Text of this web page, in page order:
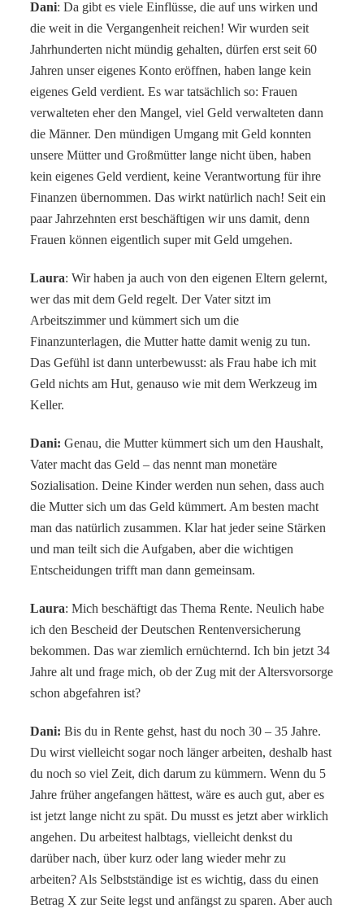
Dani: Da gibt es viele Einflüsse, die auf uns wirken und
die weit in die Vergangenheit reichen! Wir wurden seit
Jahrhunderten nicht mündig gehalten, dürfen erst seit 60
Jahren unser eigenes Konto eröffnen, haben lange kein
eigenes Geld verdient. Es war tatsächlich so: Frauen
verwalteten eher den Mangel, viel Geld verwalteten dann
die Männer. Den mündigen Umgang mit Geld konnten
unsere Mütter und Großmütter lange nicht üben, haben
kein eigenes Geld verdient, keine Verantwortung für ihre
Finanzen übernommen. Das wirkt natürlich nach! Seit ein
paar Jahrzehnten erst beschäftigen wir uns damit, denn
Frauen können eigentlich super mit Geld umgehen.
Laura: Wir haben ja auch von den eigenen Eltern gelernt,
wer das mit dem Geld regelt. Der Vater sitzt im
Arbeitszimmer und kümmert sich um die
Finanzunterlagen, die Mutter hatte damit wenig zu tun.
Das Gefühl ist dann unterbewusst: als Frau habe ich mit
Geld nichts am Hut, genauso wie mit dem Werkzeug im
Keller.
Dani: Genau, die Mutter kümmert sich um den Haushalt,
Vater macht das Geld – das nennt man monetäre
Sozialisation. Deine Kinder werden nun sehen, dass auch
die Mutter sich um das Geld kümmert. Am besten macht
man das natürlich zusammen. Klar hat jeder seine Stärken
und man teilt sich die Aufgaben, aber die wichtigen
Entscheidungen trifft man dann gemeinsam.
Laura: Mich beschäftigt das Thema Rente. Neulich habe
ich den Bescheid der Deutschen Rentenversicherung
bekommen. Das war ziemlich ernüchternd. Ich bin jetzt 34
Jahre alt und frage mich, ob der Zug mit der Altersvorsorge
schon abgefahren ist?
Dani: Bis du in Rente gehst, hast du noch 30 – 35 Jahre.
Du wirst vielleicht sogar noch länger arbeiten, deshalb hast
du noch so viel Zeit, dich darum zu kümmern. Wenn du 5
Jahre früher angefangen hättest, wäre es auch gut, aber es
ist jetzt lange nicht zu spät. Du musst es jetzt aber wirklich
angehen. Du arbeitest halbtags, vielleicht denkst du
darüber nach, über kurz oder lang wieder mehr zu
arbeiten? Als Selbstständige ist es wichtig, dass du einen
Betrag X zur Seite legst und anfängst zu sparen. Aber auch